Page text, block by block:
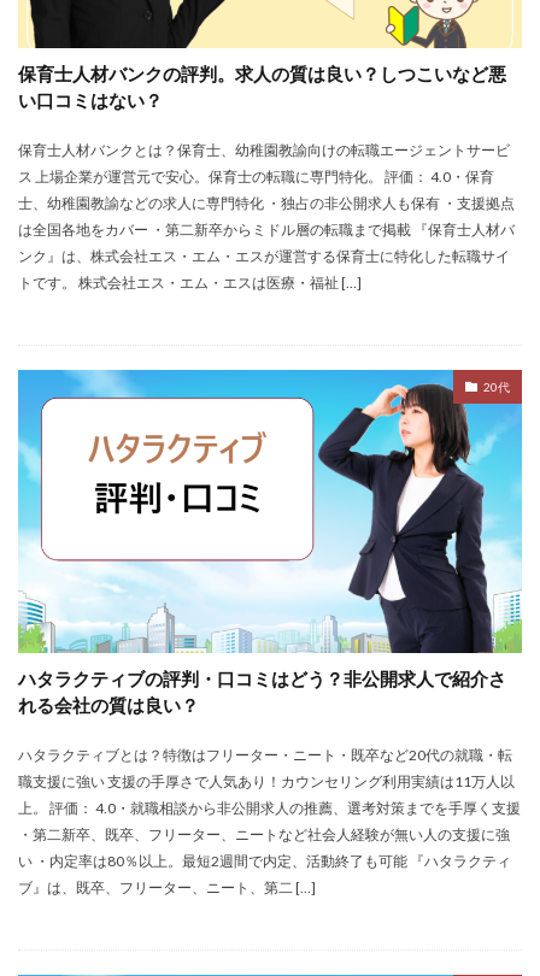
保育士人材バンクの評判。求人の質は良い？しつこいなど悪
い口コミはない？
保育士人材バンクとは？保育士、幼稚園教諭向けの転職エージェントサービ
ス 上場企業が運営元で安心。保育士の転職に専門特化。 評価： 4.0・保育
士、幼稚園教諭などの求人に専門特化 ・独占の非公開求人も保有 ・支援拠点
は全国各地をカバー ・第二新卒からミドル層の転職まで掲載 『保育士人材バ
ンク』は、株式会社エス・エム・エスが運営する保育士に特化した転職サイ
トです。 株式会社エス・エム・エスは医療・福祉 […]
20代
ハタラクティブの評判・口コミはどう？非公開求人で紹介さ
れる会社の質は良い？
ハタラクティブとは？特徴はフリーター・ニート・既卒など20代の就職・転
職支援に強い 支援の手厚さで人気あり！カウンセリング利用実績は11万人以
上。 評価： 4.0・就職相談から非公開求人の推薦、選考対策までを手厚く支援
・第二新卒、既卒、フリーター、ニートなど社会人経験が無い人の支援に強
い ・内定率は80％以上。最短2週間で内定、活動終了も可能 『ハタラクティ
ブ』は、既卒、フリーター、ニート、第二 […]
固定残業代
土木施工管理士
声も聞きたくない
外資系 大学
大学中退者
失敗
平均年収 女性 嫌い
安い
就職shop
就職先
就職活動
検査技師人材バンク
医療技術職
退職代行サービス
調理師
資格なし 転職
転職エージェント
退職代行SARABAユニオン
退職代行ニコイチ
評判
違法性
都道府県別
障害者雇用
障害者雇用バンク
離れたい
電気工事施工管理士
非常識
頭痛がする
語学力
診療放射線技師 相談
求人
理学療法士
理系
男性
監査法人
看護のお仕事
言語聴覚士 看護師
短大
臨床工学技士
カイゴジョブエージェント
かいご畑
キャイドラ
きらケア
クズ クラウド
クラッシャー上司
コンサルタント
コンサルティングファーム
しんぷる栄養士
スカウトサービス
スキル無し